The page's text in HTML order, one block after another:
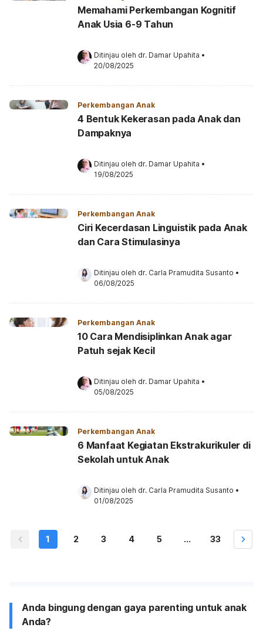
Memahami Perkembangan Kognitif
Anak Usia 6-9 Tahun
Ditinjau oleh dr. Damar Upahita •
20/08/2025
Perkembangan Anak
4 Bentuk Kekerasan pada Anak dan
Dampaknya
Ditinjau oleh dr. Damar Upahita •
19/08/2025
Perkembangan Anak
Ciri Kecerdasan Linguistik pada Anak
dan Cara Stimulasinya
Ditinjau oleh dr. Carla Pramudita Susanto •
06/08/2025
Perkembangan Anak
10 Cara Mendisiplinkan Anak agar
Patuh sejak Kecil
Ditinjau oleh dr. Damar Upahita •
05/08/2025
Perkembangan Anak
6 Manfaat Kegiatan Ekstrakurikuler di
Sekolah untuk Anak
Ditinjau oleh dr. Carla Pramudita Susanto •
01/08/2025
1 2 3 4 5 ... 33
Anda bingung dengan gaya parenting untuk anak
Anda?